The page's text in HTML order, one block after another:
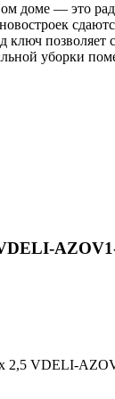
доме — это
ключ позволяет
уборки
VDELI-